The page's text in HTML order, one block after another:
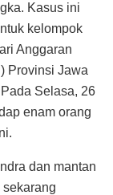
Kasus ini
kelompok
Anggaran
Provinsi Jawa
Selasa, 26
enam orang
dan mantan